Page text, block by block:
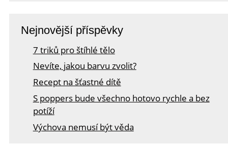
Nejnovější příspěvky
7 triků pro štíhlé tělo
Nevíte, jakou barvu zvolit?
Recept na šťastné dítě
S poppers bude všechno hotovo rychle a bez
potíží
Výchova nemusí být věda